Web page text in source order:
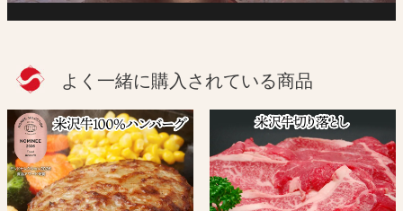
よく一緒に購入されている商品